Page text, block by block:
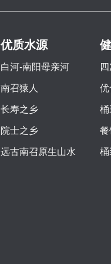
优质水源
白河-南阳母亲河
南召猿人
长寿之乡
院士之乡
远古南召原生山水
优
桶
餐
桶